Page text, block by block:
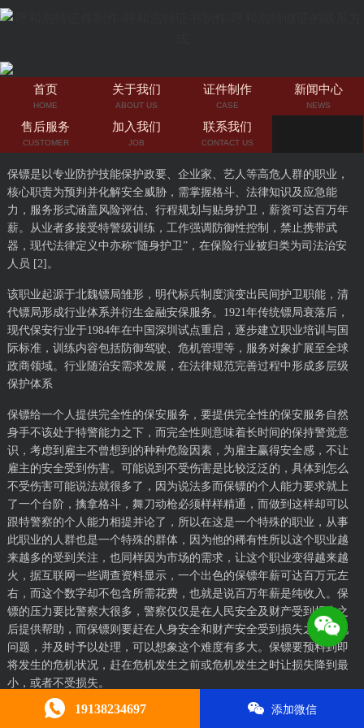
首页
HOME
关于我们
ABOUT US
证件制作
CASE
新闻中心
NEWS
售后服务
CUSTOMER
加入我们
JOB
联系我们
CONTACT US
保镖是以专业防护技能保护政要、企业家、艺人等高危人群的职业，
核心职责为预判并化解安全威胁，需掌握格斗、法律知识及应急能
力，服务形式涵盖风险评估、行程规划与贴身护卫，薪资可达百万年
薪。从业者多接受特警级训练，工作强调防御性控制，禁止携带武
器，现代法律定义中亦称“随身护卫”，在保险行业被归类为司法治安
人员 [2]。
该职业起源于北魏镖局雏形，明代标兵制度演变出民间护卫职能，清
代镖局形成行业体系并衍生金融安保服务。1921年传统镖局衰落后，
现代保安行业于1984年在中国深圳试点重启，逐步建立职业培训与国
际标准，训练内容包括防御驾驶、危机管理等，服务对象扩展至全球
政商领域。行业随治安需求发展，在法律规范完善过程中形成多层级
保护体系
保镖给一个人提供完全性的保安服务，要提供完全性的保安服务自然
身手不该处于特警能力之下，而完全性则意味着长时间的保持警觉意
识，考虑到雇主不曾想到的种种危险因素，为雇主赢得安全感，不让
雇主的安全受到伤害。可能说到不受伤害是比较泛泛的，具体到怎么
不受伤害可能说法就很多了，因为说法多而保镖的个人能力要求就上
了一个台阶，擒拿格斗，舞刀动枪必须样样精通，而做到这样却可以
跟特警察的个人能力相提并论了，所以在这是一个特殊的职业，从事
此职业的人群也是一个特殊的群体，因为他的稀有性所以这个职业越
来越多的受到关注，也同样因为市场的需求，让这个职业变得越来越
火，据互联网一些调查资料显示，一个出色的保镖年薪可达百万元左
右，而这个数字却不包含所需花费，也就是说百万年薪是纯收入。保
镖的压力要比警察大很多，警察仅仅是在人民安全及财产受到损失之
后提供帮助，而保镖则要赶在人身安全和财产安全受到损失之前发现
问题，并及时予以处理，可以想象这个难度有多大。保镖要预料到即
将发生的危机状况，赶在危机发生之前或危机发生之时让损失降到最
小，或者不受损失。
19138234697 添加微信